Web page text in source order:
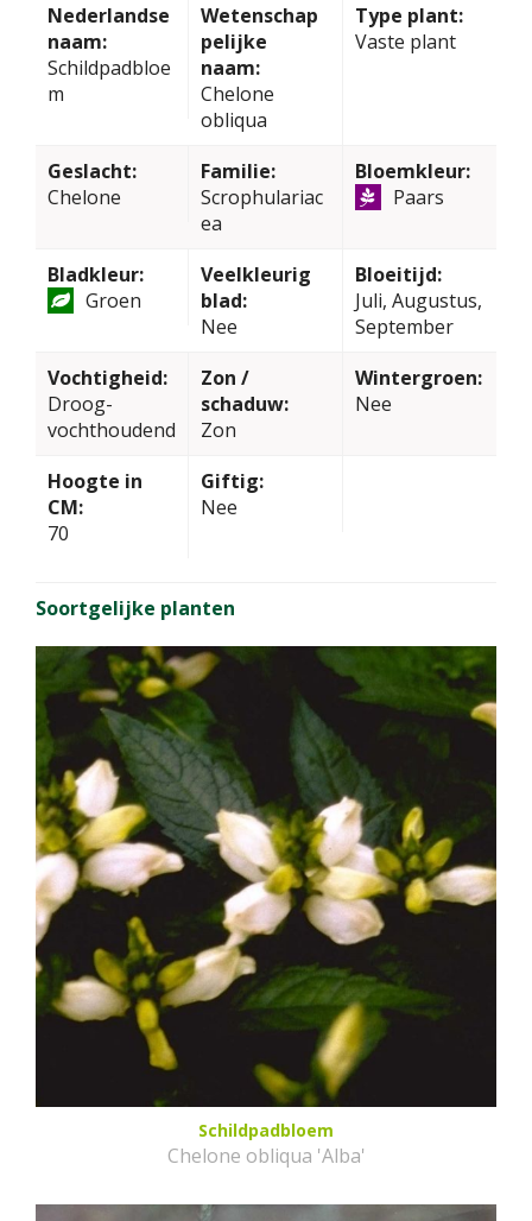
Nederlandse
naam:
Schildpadbloe
m
Wetenschap
pelijke
naam:
Chelone
obliqua
Type plant:
Vaste plant
Geslacht:
Chelone
Familie:
Scrophulariac
ea
Bloemkleur:
Paars
Bladkleur:
Groen
Veelkleurig
blad:
Nee
Bloeitijd:
Juli, Augustus,
September
Vochtigheid:
Droog-
vochthoudend
Zon /
schaduw:
Zon
Wintergroen:
Nee
Hoogte in
CM:
70
Giftig:
Nee
Soortgelijke planten
Schildpadbloem
Chelone obliqua 'Alba'